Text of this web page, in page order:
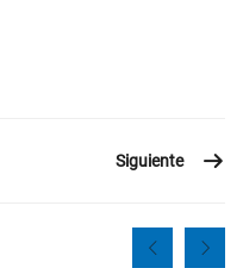
Siguiente